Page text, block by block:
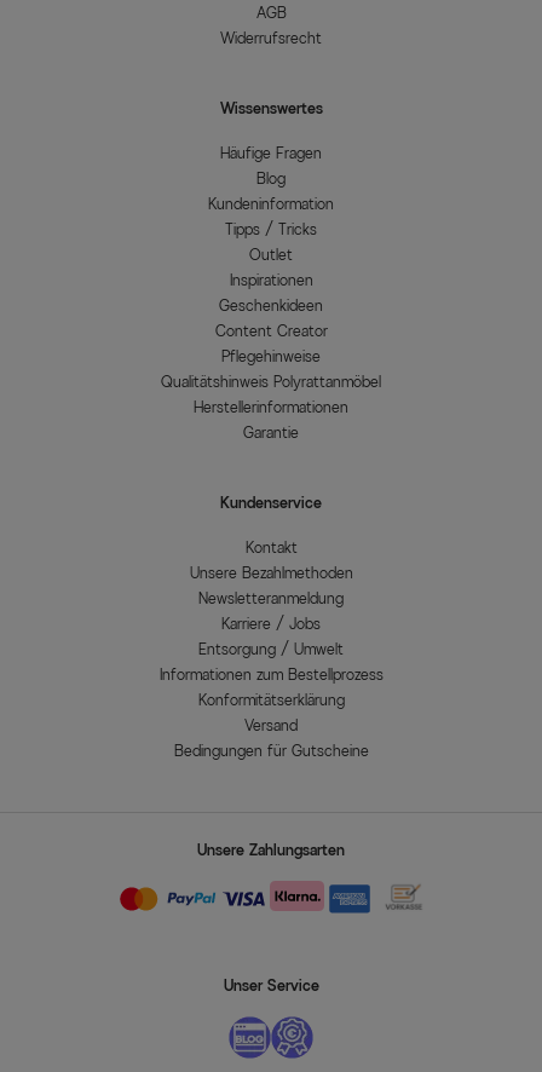
AGB
Widerrufsrecht
Wissenswertes
Häufige Fragen
Blog
Kundeninformation
Tipps / Tricks
Outlet
Inspirationen
Geschenkideen
Content Creator
Pflegehinweise
Qualitätshinweis Polyrattanmöbel
Herstellerinformationen
Garantie
Kundenservice
Kontakt
Unsere Bezahlmethoden
Newsletteranmeldung
Karriere / Jobs
Entsorgung / Umwelt
Informationen zum Bestellprozess
Konformitätserklärung
Versand
Bedingungen für Gutscheine
Unsere Zahlungsarten
Unser Service